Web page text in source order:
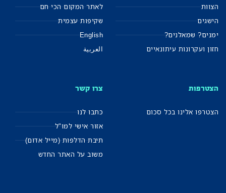
הצוות
הישגים
ימנים? שמאלנים?
חזון ועקרונות עיתונאיים
לאתר המקום הכי חם
שקיפות עצמית
English
العربية
הצטרפות
הצטרפו אלינו בכל סכום
צרו קשר
כתבו לנו
אזור אישי למו"ל
תיבת הדלפות (מייל אדום)
משוב על האתר החדש